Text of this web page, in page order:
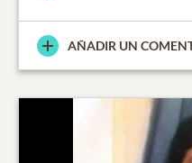
AÑADIR UN